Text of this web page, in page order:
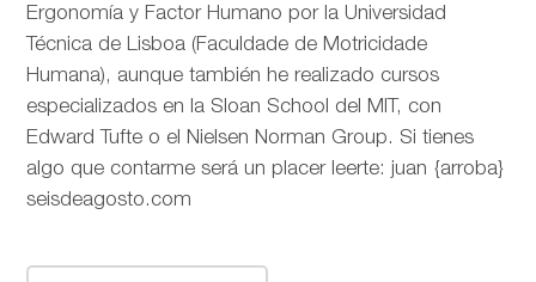
Ergonomía y Factor Humano por la Universidad
Técnica de Lisboa (Faculdade de Motricidade
Humana), aunque también he realizado cursos
especializados en la Sloan School del MIT, con
Edward Tufte o el Nielsen Norman Group. Si tienes
algo que contarme será un placer leerte: juan {arroba}
seisdeagosto.com